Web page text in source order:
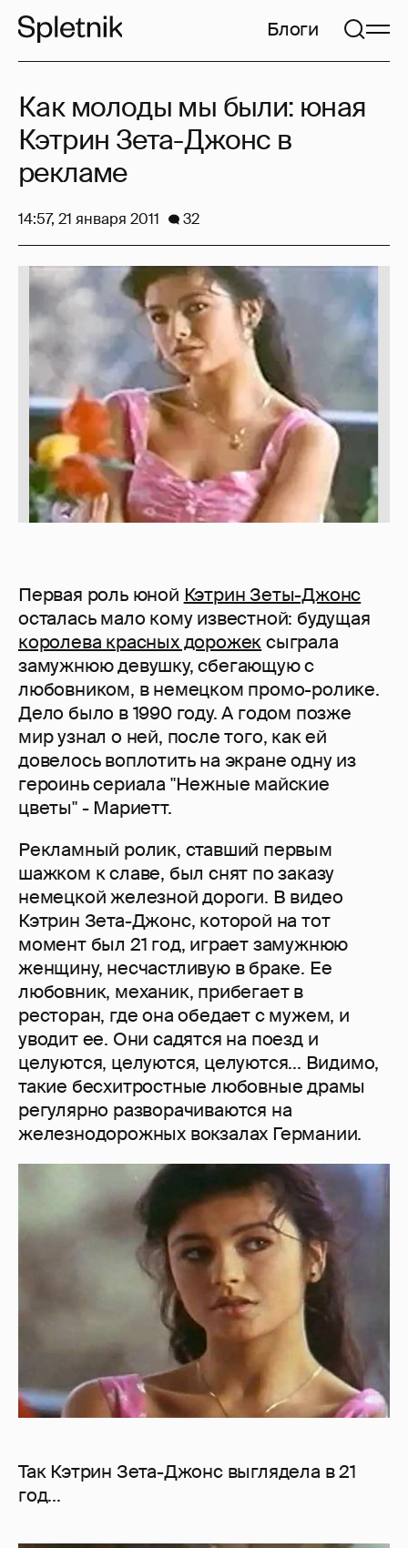
Блоги
Первая роль юной Кэтрин Зеты-Джонс
осталась мало кому известной: будущая
королева красных дорожексыграла
замужнюю девушку, сбегающую с
любовником, в немецком промо-ролике.
Дело было в 1990 году. А годом позже
мир узнал о ней, после того, как ей
довелось воплотить на экране одну из
героинь сериала "Нежные майские
цветы" - Мариетт.
Рекламный ролик, ставший первым
шажком к славе, был снят по заказу
немецкой железной дороги. В видео
Кэтрин Зета-Джонс, которой на тот
момент был 21 год, играет замужнюю
женщину, несчастливую в браке. Ее
любовник, механик, прибегает в
ресторан, где она обедает с мужем, и
уводит ее. Они садятся на поезд и
целуются, целуются, целуются... Видимо,
такие бесхитростные любовные драмы
регулярно разворачиваются на
железнодорожных вокзалах Германии.
Так Кэтрин Зета-Джонс выглядела в 21
год...
Как молоды мы были: юная
Кэтрин Зета-Джонс в
рекламе
14:57, 21 января 2011 32